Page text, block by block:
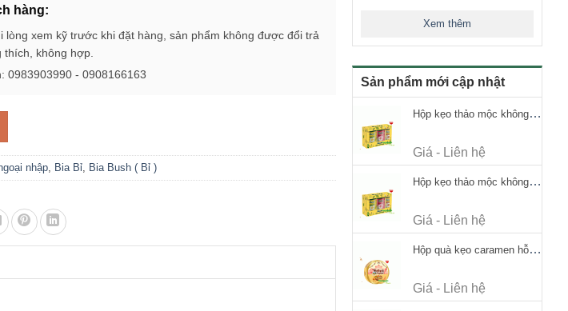
Xem thêm
Sản phẩm mới cập nhật
Hộp kẹo thảo mộc không đường Ricola Signature 112.5g
Giá - Liên hệ
Hộp kẹo thảo mộc không đường Ricola Signature 112.5g
Giá - Liên hệ
Hộp quà kẹo caramen hỗn hợp Werther's Original Caramel Candy 170g
Giá - Liên hệ
hàng:
lòng xem kỹ trước khi đặt hàng, sản phẩm không được đổi trả
thích, không hợp.
0983903990 - 0908166163
nhập Bia Bỉ Bia Bush ( Bỉ )